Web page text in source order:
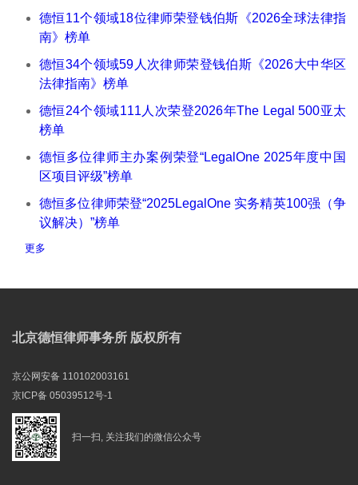
德恒11个领域18位律师荣登钱伯斯《2026全球法律指
南》榜单
德恒34个领域59人次律师荣登钱伯斯《2026大中华区
法律指南》榜单
德恒24个领域111人次荣登2026年The Legal 500亚太
榜单
德恒多位律师主办案例荣登“LegalOne 2025年度中国
区项目评级”榜单
德恒多位律师荣登“2025LegalOne 实务精英100强（争
议解决）”榜单
更多
北京德恒律师事务所 版权所有
京公网安备 110102003161
京ICP备 05039512号-1
扫一扫, 关注我们的微信公众号